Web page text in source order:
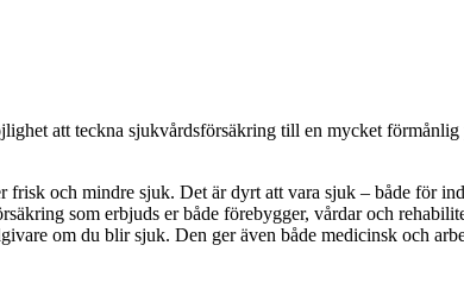
att teckna sjukvårdsförsäkring till en mycket
och mindre sjuk. Det är dyrt att vara sjuk – både för
som erbjuds er både förebygger, vårdar och
om du blir sjuk. Den ger även både medicinsk och